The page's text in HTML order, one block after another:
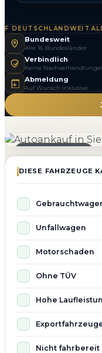
DEUTSCHLANDWEIT·
Bundesweit
Alle 16 Bundesländer
Verbindlich
Keine
Abmeldung
Auf Wunsch inklusive
DIESE FAHRZEUGE
Unfallwagen
Motorschaden
Ohne TÜV
Hohe
Nicht fahrbereit